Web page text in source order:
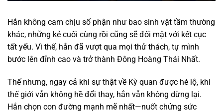
Hắn không cam chịu số phận như bao sinh vật tầm thường
khác, những kẻ cuối cùng rồi cũng sẽ đối mặt với kết cục
tất yếu. Vì thế, hắn đã vượt qua mọi thử thách, tự mình
bước lên đỉnh cao và trở thành Đông Hoàng Thái Nhất.
Thế nhưng, ngay cả khi sự thật về Kỳ quan được hé lộ, khi
thế giới vẫn không hề đổi thay, hắn vẫn không dừng lại.
Hắn chọn con đường mạnh mẽ nhất—nuốt chửng sức